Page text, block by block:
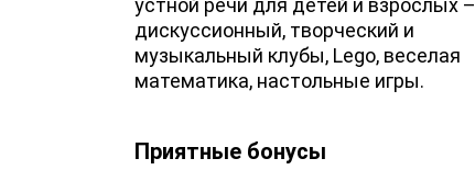
устной речи для детей и взрослых –
дискуссионный, творческий и
музыкальный клубы, Lego, веселая
математика, настольные игры.
Приятные бонусы